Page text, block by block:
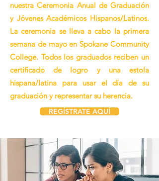
nuestra Ceremonia Anual de Graduación
y Jóvenes Académicos Hispanos/Latinos.
La ceremonia se lleva a cabo la primera
semana de mayo en Spokane Community
College. Todos los graduados reciben un
certificado de logro y una estola
hispana/latina para usar el día de su
graduación y representar su herencia.
REGÍSTRATE AQUÍ